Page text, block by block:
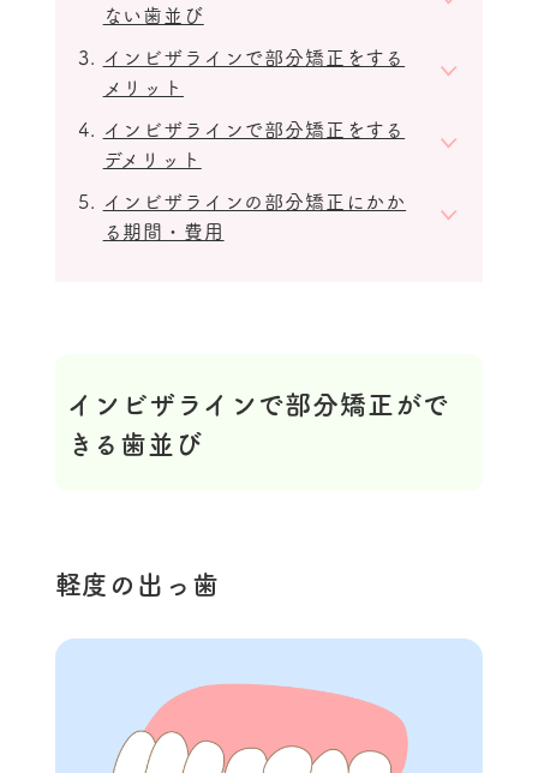
ない歯並び
インビザラインで部分矯正をする
メリット
インビザラインで部分矯正をする
デメリット
インビザラインの部分矯正にかか
る期間・費用
インビザラインで部分矯正がで
きる歯並び
軽度の出っ歯